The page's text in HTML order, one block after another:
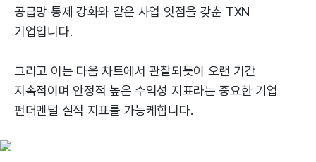
공급망 통제 강화와 같은 사업 잇점을 갖춘 TXN
기업입니다.
그리고 이는 다음 차트에서 관찰되듯이 오랜 기간
지속적이며 안정적 높은 수익성 지표라는 중요한 기업
펀더멘털 실적 지표를 가능케합니다.